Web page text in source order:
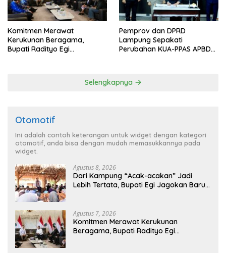
Komitmen Merawat
Kerukunan Beragama,
Bupati Radityo Egi
Pemprov dan DPRD
Lampung Sepakati
Perubahan KUA-PPAS APBD
Selengkapnya
Otomotif
Ini adalah contoh keterangan untuk widget dengan kategori
otomotif, anda bisa dengan mudah memasukkannya pada
widget.
Agustus 8, 2026
Dari Kampung “Acak-acakan” Jadi
Lebih Tertata, Bupati Egi Jagokan Baru
Agustus 7, 2026
Komitmen Merawat Kerukunan
Beragama, Bupati Radityo Egi